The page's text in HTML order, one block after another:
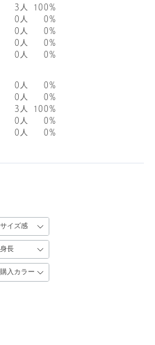
3人
100%
0人
0%
0人
0%
0人
0%
0人
0%
0人
0%
0人
0%
3人
100%
0人
0%
0人 0%